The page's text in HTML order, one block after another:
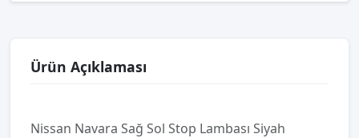
Ürün Açıklaması
Nissan Navara Sağ Sol Stop Lambası Siyah